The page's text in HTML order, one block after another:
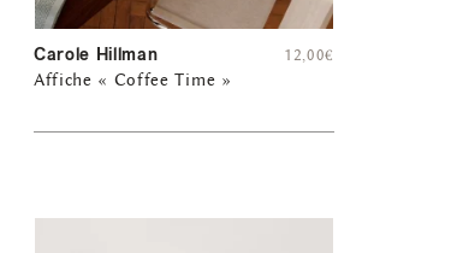
Carole Hillman
Affiche « Coffee Time »
12,00€